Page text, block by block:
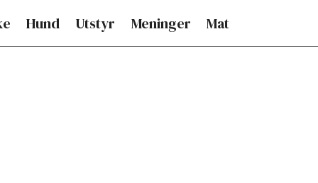
Hund Utstyr Meninger Mat